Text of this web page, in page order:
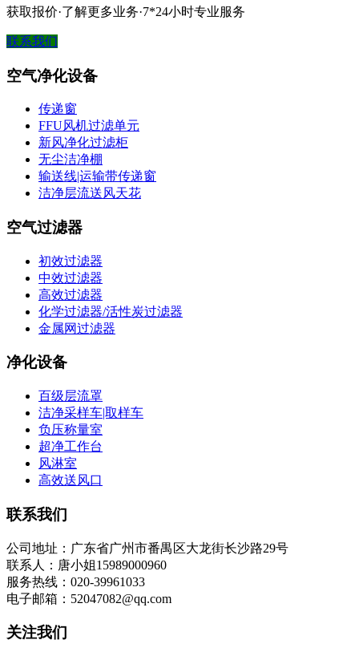
获取报价·了解更多业务·7*24小时专业服务
联系我们
空气净化设备
传递窗
FFU风机过滤单元
新风净化过滤柜
无尘洁净棚
输送线|运输带传递窗
洁净层流送风天花
空气过滤器
初效过滤器
中效过滤器
高效过滤器
化学过滤器/活性炭过滤器
金属网过滤器
净化设备
百级层流罩
洁净采样车|取样车
负压称量室
超净工作台
风淋室
高效送风口
联系我们
公司地址：广东省广州市番禺区大龙街长沙路29号
联系人：唐小姐15989000960
服务热线：020-39961033
电子邮箱：52047082@qq.com
关注我们